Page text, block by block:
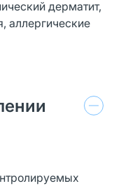
дерматит,
аллергические